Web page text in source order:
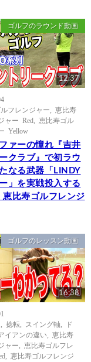
ゴルフのラウンド動画
12:37
フレンジャー
恵比寿
ャー Red
恵比寿ゴル
Yellow
ァーの憧れ『吉井
クラブ』で初ラウ
なる武器「LINDY
」を実戦投入する
比寿ゴルフレンジ
ゴルフのレッスン動画
16:38
捻転 スイング軸
ド
イアンの違い
恵比寿
ャー
恵比寿ゴルフレ
恵比寿ゴルフレンジ